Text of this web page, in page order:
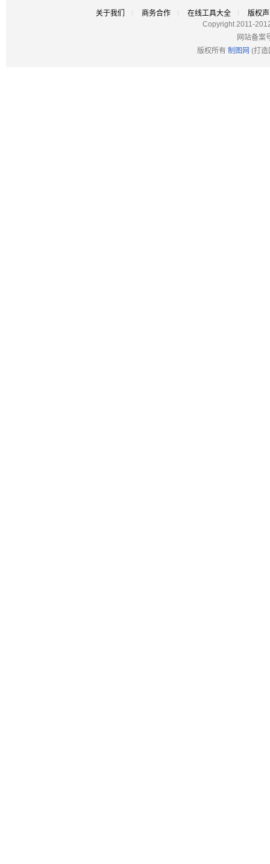
关于我们 商务合作 在线工具大全
版权
Copyright 2011-
网站备案
版权所有 制图网 (打造